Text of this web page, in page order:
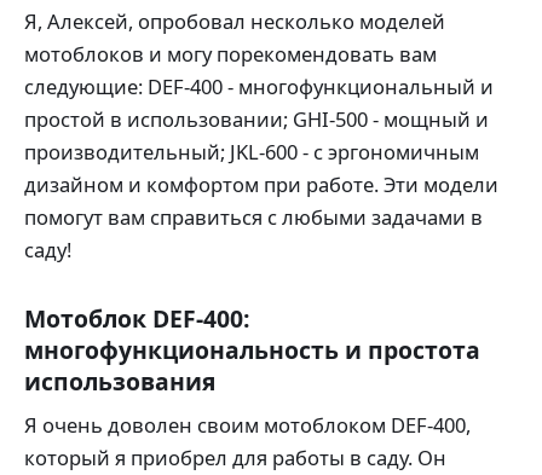
Я, Алексей, опробовал несколько моделей
мотоблоков и могу порекомендовать вам
следующие: DEF-400 - многофункциональный и
простой в использовании; GHI-500 - мощный и
производительный; JKL-600 - с эргономичным
дизайном и комфортом при работе. Эти модели
помогут вам справиться с любыми задачами в
саду!
Мотоблок DEF-400:
многофункциональность и простота
использования
Я очень доволен своим мотоблоком DEF-400,
который я приобрел для работы в саду. Он